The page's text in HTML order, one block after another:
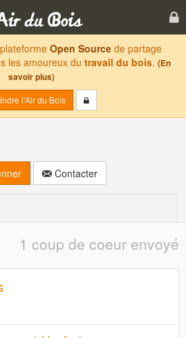
Open Sourcede partage
les amoureux du travail du bois. (En
savoir plus)
l'Air du Bois
Contacter
1 coup de coeur envoyé